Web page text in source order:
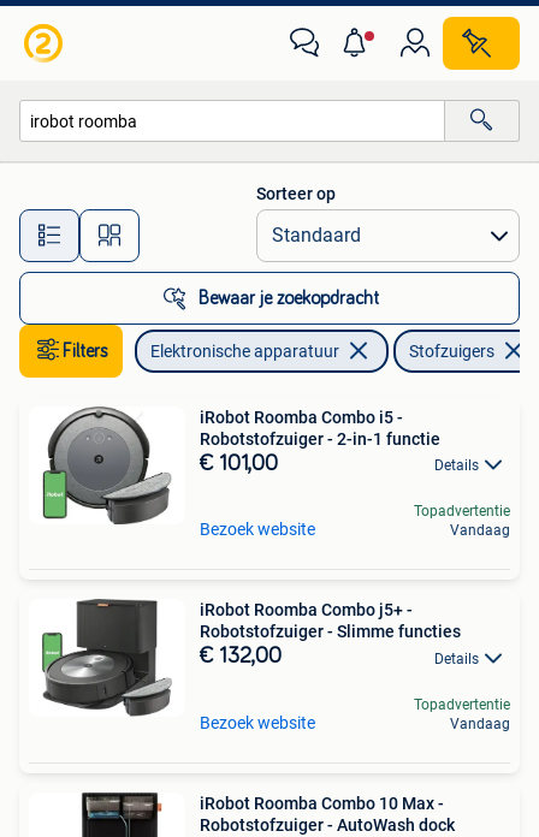
Alle afstanden…
Sorteer op
Bewaar je zoekopdracht
Filters Elektronische apparatuur Stofzuigers
iRobot Roomba Combo i5 -
Robotstofzuiger - 2-in-1 functie
€ 101,00 Details
Bezoek website
Topadvertentie
Vandaag
iRobot Roomba Combo j5+ -
Robotstofzuiger - Slimme functies
€ 132,00 Details
Bezoek website
Topadvertentie
Vandaag
iRobot Roomba Combo 10 Max -
Robotstofzuiger - AutoWash dock